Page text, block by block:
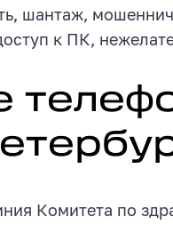
шантаж,
к ПК,
Комитета по